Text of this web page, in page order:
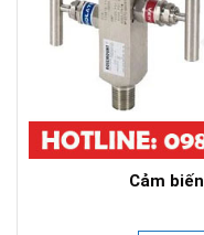
Cảm